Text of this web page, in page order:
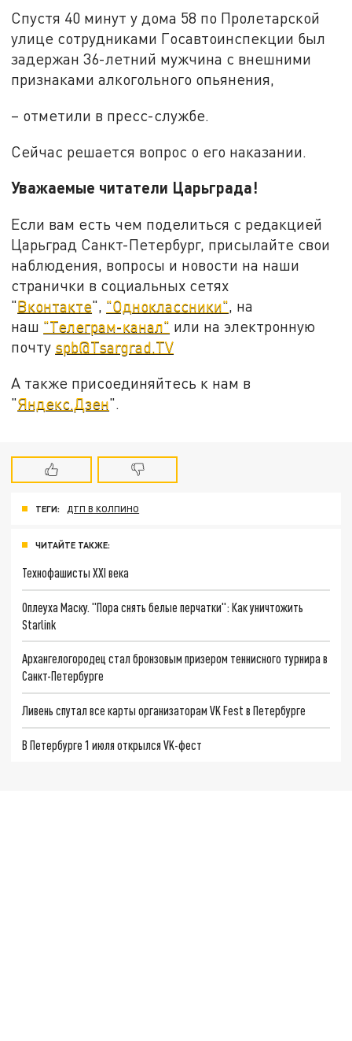
Спустя 40 минут у дома 58 по Пролетарской
улице сотрудниками Госавтоинспекции был
задержан 36-летний мужчина с внешними
признаками алкогольного опьянения,
– отметили в пресс-службе.
Сейчас решается вопрос о его наказании.
Уважаемые читатели Царьграда!
Если вам есть чем поделиться с редакцией
Царьград Санкт-Петербург, присылайте свои
наблюдения, вопросы и новости на наши
странички в социальных сетях
"Вконтакте", "Одноклассники", на
наш "Телеграм-канал" или на электронную
почту spb@Tsargrad.TV
А также присоединяйтесь к нам в
"Яндекс.Дзен".
ТЕГИ: ДТП В КОЛПИНО
ЧИТАЙТЕ ТАКЖЕ:
Технофашисты XXI века
Оплеуха Маску. "Пора снять белые перчатки": Как уничтожить
Starlink
Архангелогородец стал бронзовым призером теннисного турнира в
Санкт-Петербурге
Ливень спутал все карты организаторам VK Fest в Петербурге
В Петербурге 1 июля открылся VK-фест